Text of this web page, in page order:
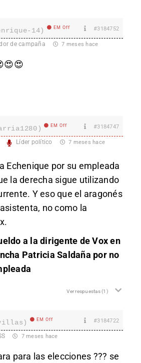
14) EM Off #3184752
de campaña 7 meses hace
EM Off #3184747
Líder político 7 meses hace
Echenique por su empleada
la derecha sigue utilizando
Y eso que el aragonés
no como la
a la dirigente de Vox en
Patricia Saldaña por no
Ver respuestas(1)
EM Off #3184722
7 meses hace
para las elecciones ??? se